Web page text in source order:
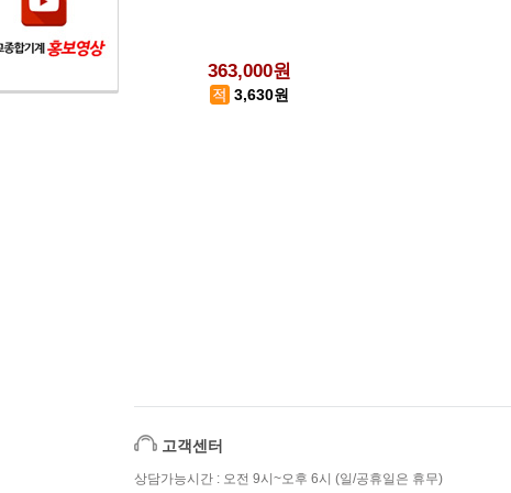
363,000원
3,630원
고객센터
상담가능시간 : 오전 9시~오후 6시 (일/공휴일은 휴무)